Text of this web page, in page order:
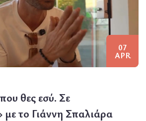
07
APR
θες εσύ. Σε
με το Γιάννη Σπαλιάρα